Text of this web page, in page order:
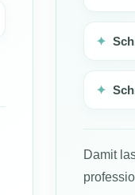
✦
✦
Damit